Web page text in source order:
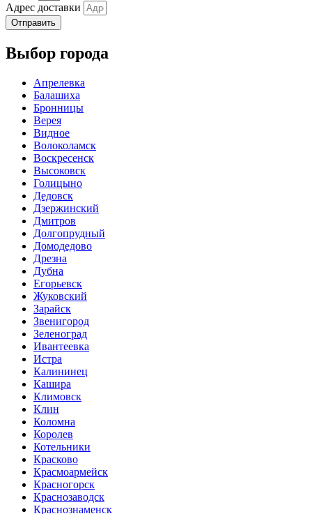
Адрес доставки
Отправить
Выбор города
Апрелевка
Балашиха
Бронницы
Верея
Видное
Волоколамск
Воскресенск
Высоковск
Голицыно
Дедовск
Дзержинский
Дмитров
Долгопрудный
Домодедово
Дрезна
Дубна
Егорьевск
Жуковский
Зарайск
Звенигород
Зеленоград
Ивантеевка
Истра
Калининец
Кашира
Климовск
Клин
Коломна
Королев
Котельники
Красково
Красмоармейск
Красногорск
Краснозаводск
Краснознаменск